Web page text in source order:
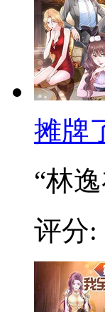
摊牌
“林
评分: